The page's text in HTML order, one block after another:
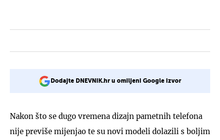
Dodajte DNEVNIK.hr u omiljeni Google izvor
Nakon što se dugo vremena dizajn pametnih telefona
nije previše mijenjao te su novi modeli dolazili s boljim